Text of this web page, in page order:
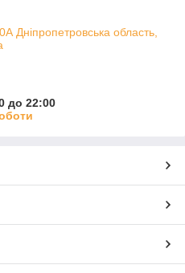
Дніпропетровська область,
до 22:00